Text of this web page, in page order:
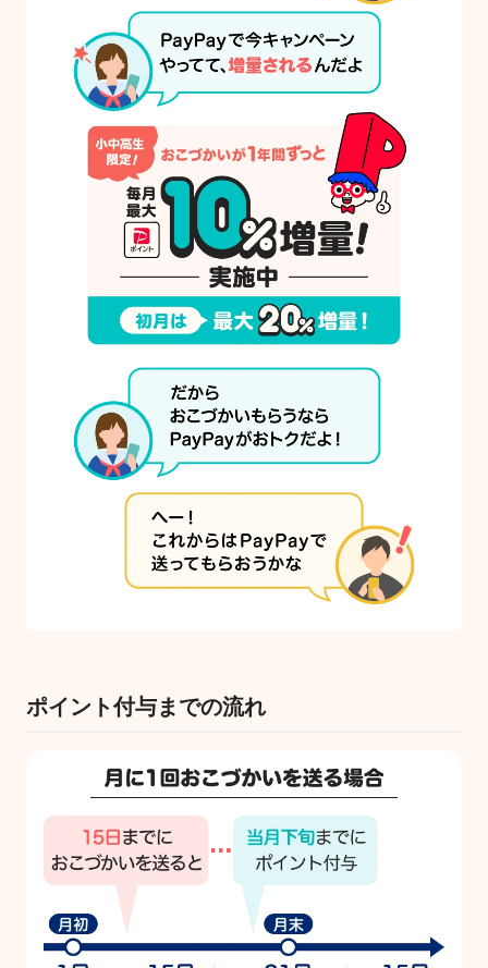
ポイント付与までの流れ